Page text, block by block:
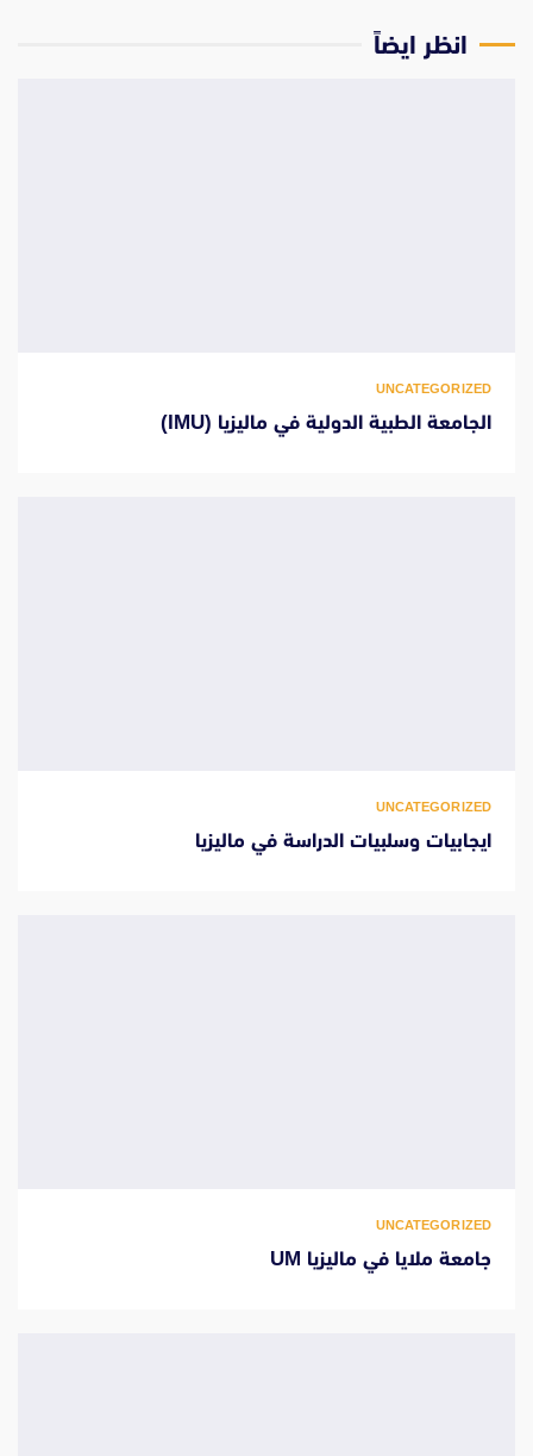
انظر ايضاً
UNCATEGORIZED
الجامعة الطبية الدولية في ماليزيا (IMU)
UNCATEGORIZED
ايجابيات وسلبيات الدراسة في ماليزيا
UNCATEGORIZED
جامعة ملايا في ماليزيا UM